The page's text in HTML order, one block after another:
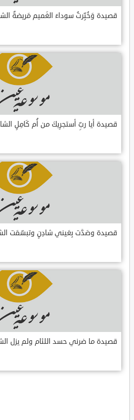
قصيدة وَخُبِّرتُ سوداءَ الغَميم مَريضةٌ
قصيدة أيا ربِّ أستجرِيكَ من أُم كَامِلٍ
قصيدة وصَدَّت بِعَيني شادِنٍ وتبسّمَت
قصيدة ما ضرني حسد اللئام ولم يزل